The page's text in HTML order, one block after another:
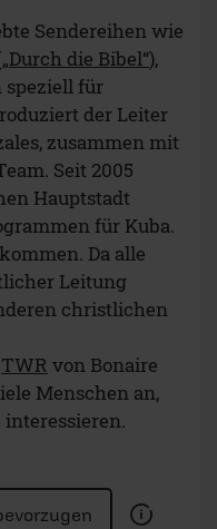
Sendereihen wie
„Durch die Bibel“),
speziell für
der Leiter
zusammen mit
Seit 2005
Hauptstadt
für Kuba.
Da alle
Leitung
christlichen
TWR von Bonaire
Menschen an,